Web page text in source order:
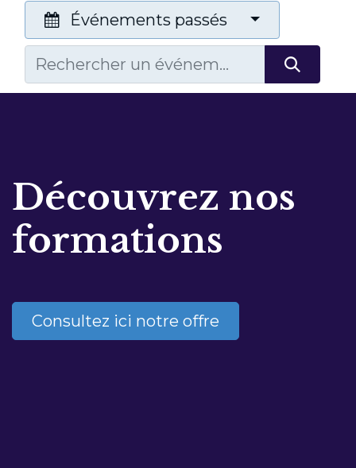
Événements passés
Découvrez nos
formations
Consultez ici notre offre